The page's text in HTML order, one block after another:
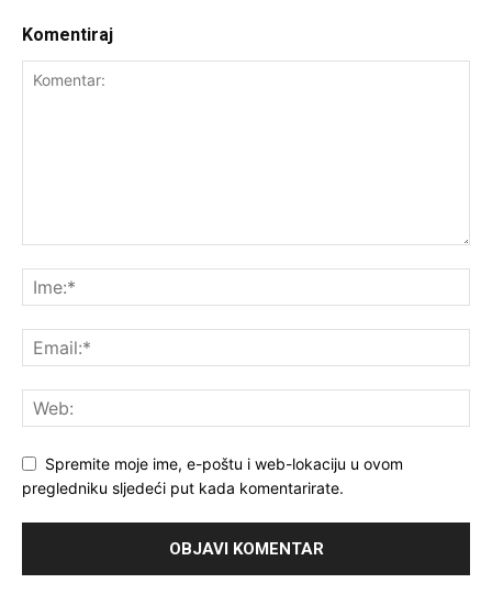
Komentiraj
Spremite moje ime, e-poštu i web-lokaciju u ovom
pregledniku sljedeći put kada komentarirate.